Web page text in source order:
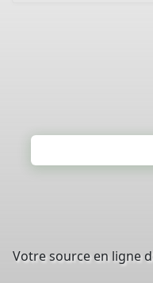
Votre source en ligne